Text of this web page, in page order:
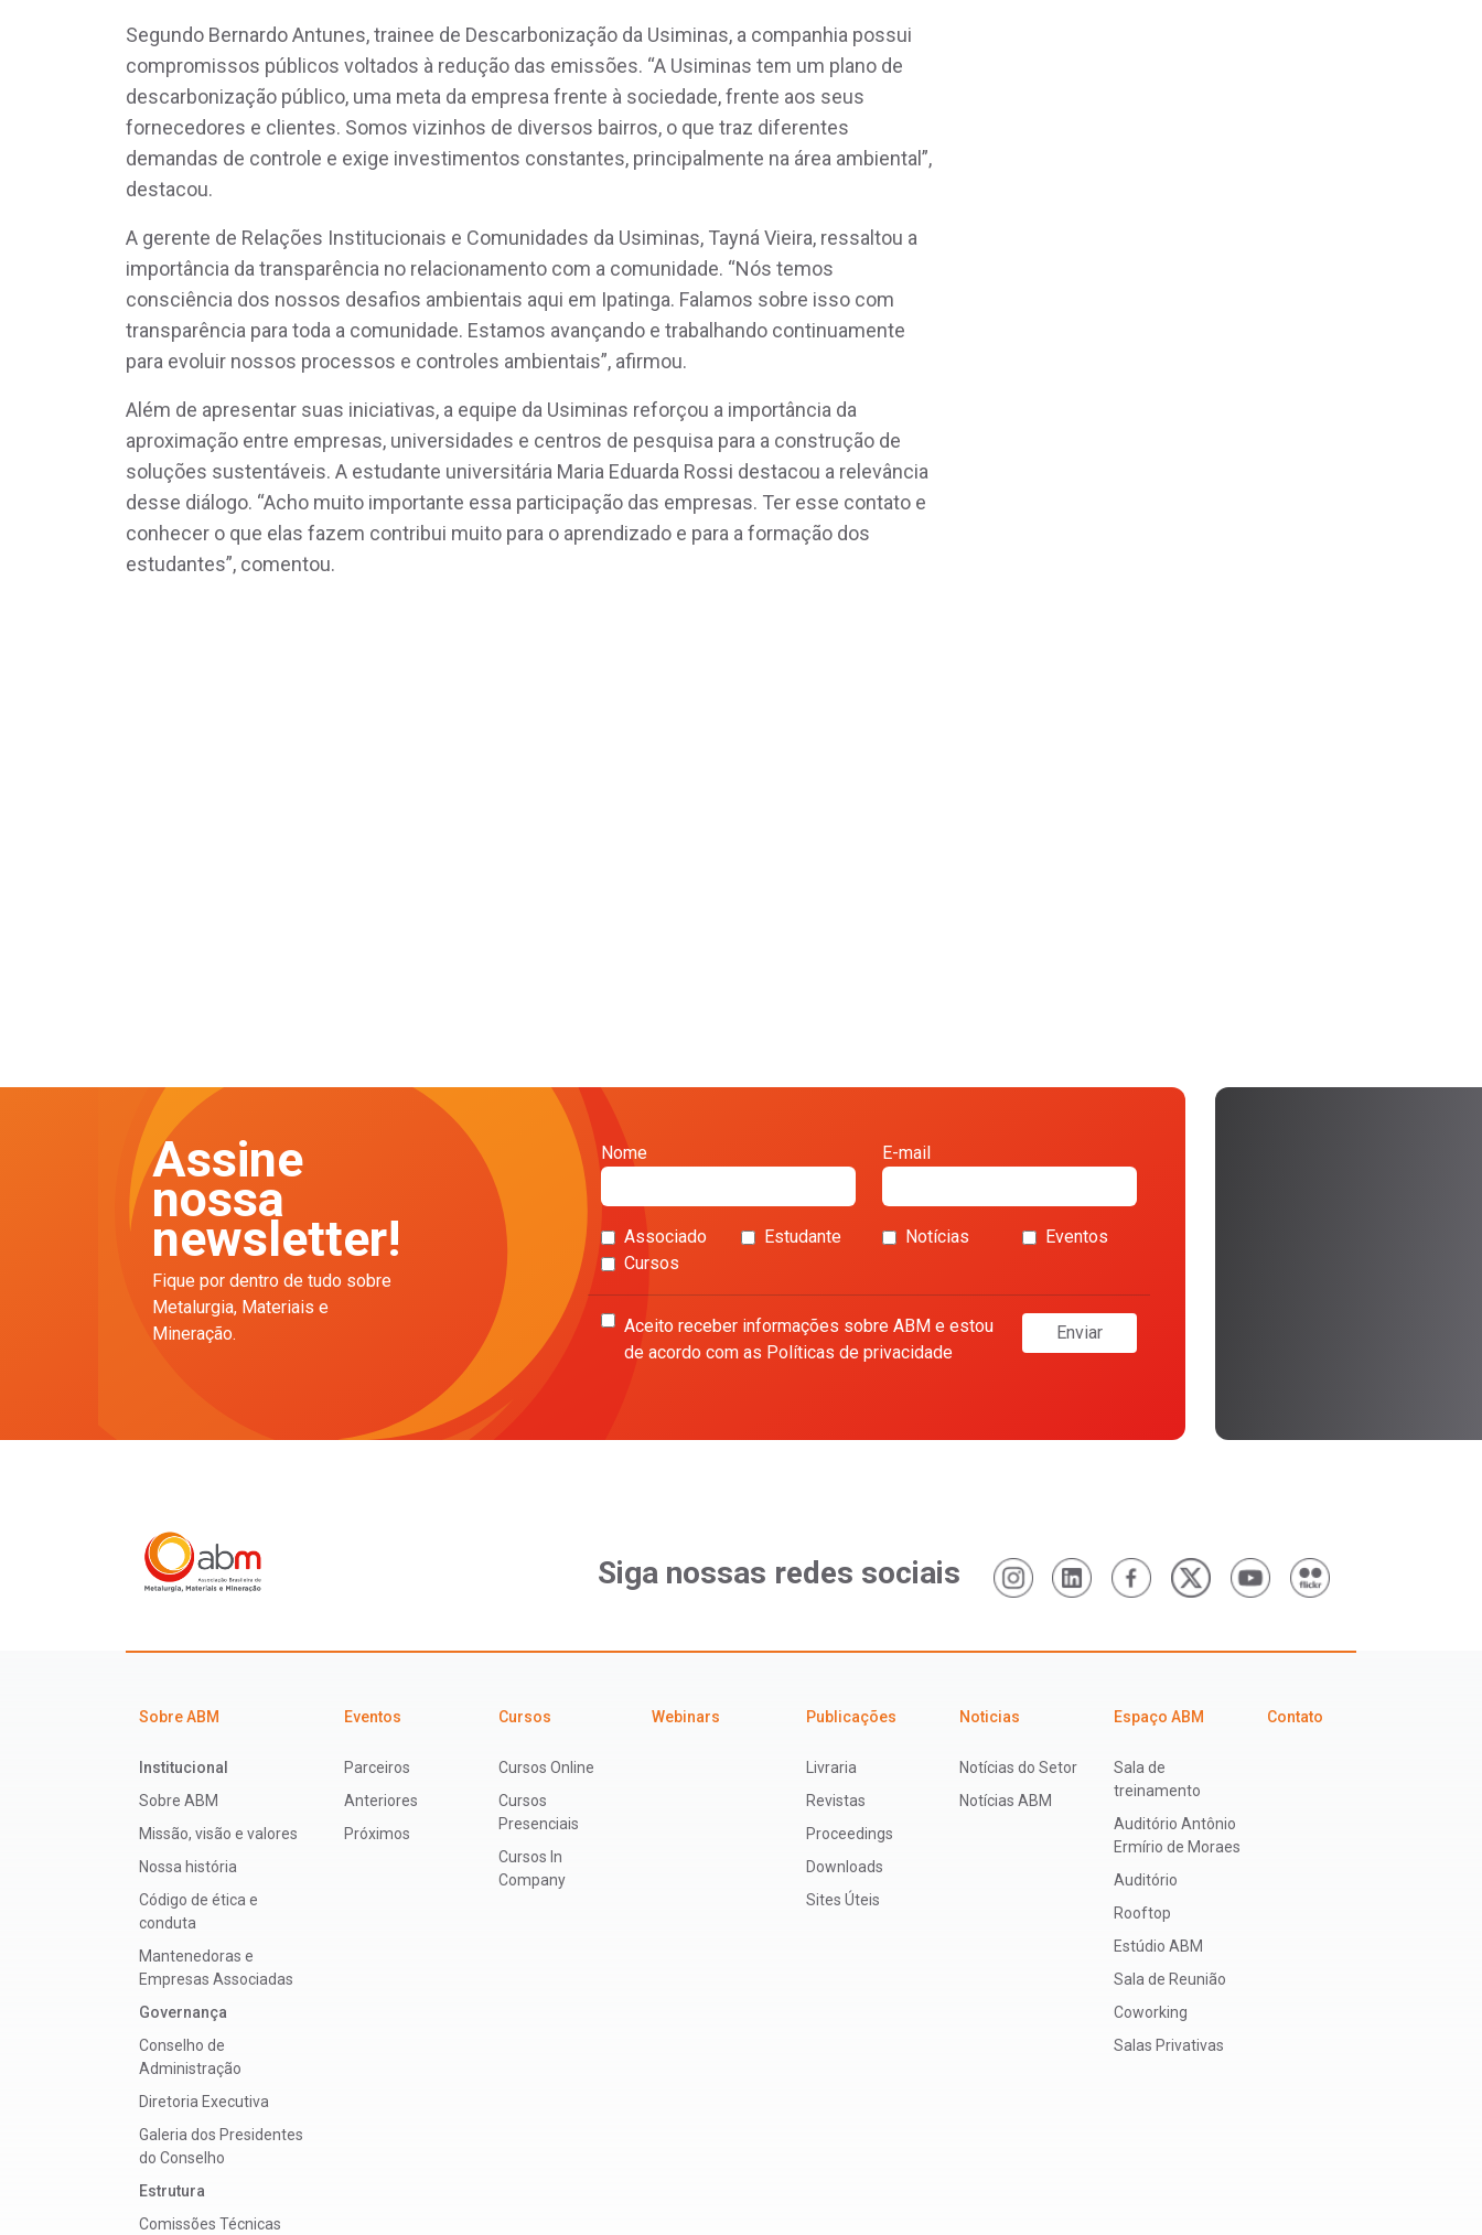
Segundo Bernardo Antunes, trainee de Descarbonização da Usiminas, a companhia possui
compromissos públicos voltados à redução das emissões. “A Usiminas tem um plano de
descarbonização público, uma meta da empresa frente à sociedade, frente aos seus
fornecedores e clientes. Somos vizinhos de diversos bairros, o que traz diferentes
demandas de controle e exige investimentos constantes, principalmente na área ambiental”,
destacou.
A gerente de Relações Institucionais e Comunidades da Usiminas, Tayná Vieira, ressaltou a
importância da transparência no relacionamento com a comunidade. “Nós temos
consciência dos nossos desafios ambientais aqui em Ipatinga. Falamos sobre isso com
transparência para toda a comunidade. Estamos avançando e trabalhando continuamente
para evoluir nossos processos e controles ambientais”, afirmou.
Além de apresentar suas iniciativas, a equipe da Usiminas reforçou a importância da
aproximação entre empresas, universidades e centros de pesquisa para a construção de
soluções sustentáveis. A estudante universitária Maria Eduarda Rossi destacou a relevância
desse diálogo. “Acho muito importante essa participação das empresas. Ter esse contato e
conhecer o que elas fazem contribui muito para o aprendizado e para a formação dos
estudantes”, comentou.
Assine
nossa
newsletter!
Fique por dentro de tudo sobre
Metalurgia, Materiais e
Mineração.
Nome E-mail
Associado Estudante Notícias
Eventos
Cursos
Aceito receber informações sobre ABM e estou
de acordo com as Políticas de privacidade
Enviar
Siga nossas redes sociais
Sobre ABM
Institucional
Sobre ABM
Missão, visão e valores
Nossa história
Código de ética e
conduta
Mantenedoras e
Empresas Associadas
Governança
Conselho de
Administração
Diretoria Executiva
Galeria dos Presidentes
do Conselho
Estrutura
Comissões Técnicas
Eventos
Parceiros
Anteriores
Próximos
Cursos
Cursos Online
Cursos
Presenciais
Cursos In
Company
Webinars Publicações
Livraria
Revistas
Proceedings
Downloads
Sites Úteis
Noticias
Notícias do Setor
Notícias ABM
Espaço ABM
Sala de
treinamento
Auditório Antônio
Ermírio de Moraes
Auditório
Rooftop
Estúdio ABM
Sala de Reunião
Coworking
Salas Privativas
Contato